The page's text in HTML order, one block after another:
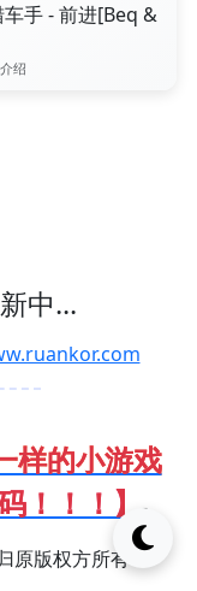
手 - 前进[Beq &
绍
中...
样的小游戏
！！！】
-
原版权方所有